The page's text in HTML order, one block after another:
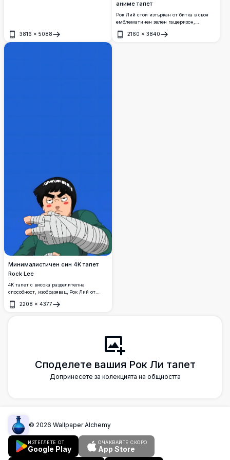
3816 × 5088
Отвори
аниме тапет
Рок Лий стои изтъркан от битка в своя
емблематичен зелен гащеризон,
лента за глава на Коноха на кръста.
2160 × 3840
Отвори
Минималистичен син 4K тапет
Rock Lee
4K тапет с висока разделителна
способност, изобразяващ Рок Лий от
гащеризон с бинтовани ръце,
2208 × 4377
Отвори
Споделете вашия Рок Ли тапет
Допринесете за колекцията на общността
© 2026 Wallpaper Alchemy
ИЗТЕГЛЕТЕ ОТ
Google Play
ОЧАКВАЙТЕ СКОРО
App Store